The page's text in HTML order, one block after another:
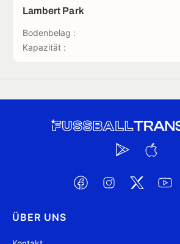
Lambert Park
Bodenbelag :
Kapazität :
ÜBER UNS